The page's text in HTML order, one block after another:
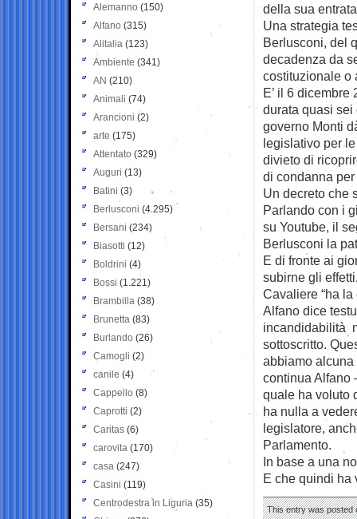
della sua
Una strategia
Berlusconi, del
decadenza da
costituzionale o
E’ il 6
durata quasi
governo Monti
legislativo per
divieto di
di condanna
Un decreto che
Parlando con i
su Youtube, il
Berlusconi la
E di fronte ai
subirne gli
Cavaliere “ha la
Alfano dice
incandidabilità
sottoscritto.
abbiamo
continua Alfano
quale ha voluto
ha nulla a
legislatore,
Parlamento.
In base a una
E che quindi ha
This entry was posted
Alemanno (150)
Alfano (315)
Alitalia (123)
Ambiente (341)
AN (210)
Animali (74)
Arancioni (2)
arte (175)
Attentato (329)
Auguri (13)
Batini (3)
Berlusconi (4.295)
Bersani (234)
Biasotti (12)
Boldrini (4)
Bossi (1.221)
Brambilla (38)
Brunetta (83)
Burlando (26)
Camogli (2)
canile (4)
Cappello (8)
Caprotti (2)
Caritas (6)
carovita (170)
casa (247)
Casini (119)
Centrodestra in Liguria (35)